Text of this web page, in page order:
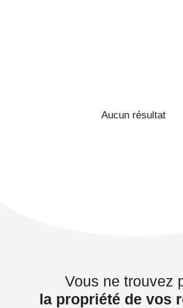
Aucun résultat
Vous ne trouvez
la propriété de vos